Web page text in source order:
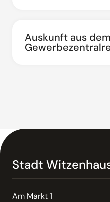
Auskunft aus dem
Stadt
Am Markt 1